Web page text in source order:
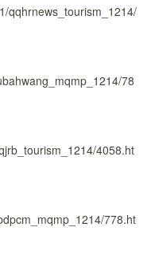
qqhrnews_tourism_1214/
78
4058.ht
778.ht